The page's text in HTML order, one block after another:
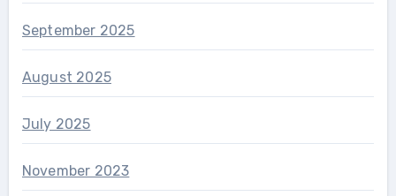
September 2025
August 2025
July 2025
November 2023